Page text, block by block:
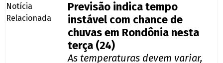
Previsão indica tempo
instável com chance de
chuvas em Rondônia nesta
terça (24)
As temperaturas devem variar,